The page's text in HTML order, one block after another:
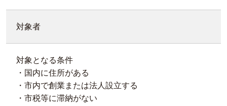
対象者
対象となる条件
・国内に住所がある
・市内で創業または法人設立する
・市税等に滞納がない